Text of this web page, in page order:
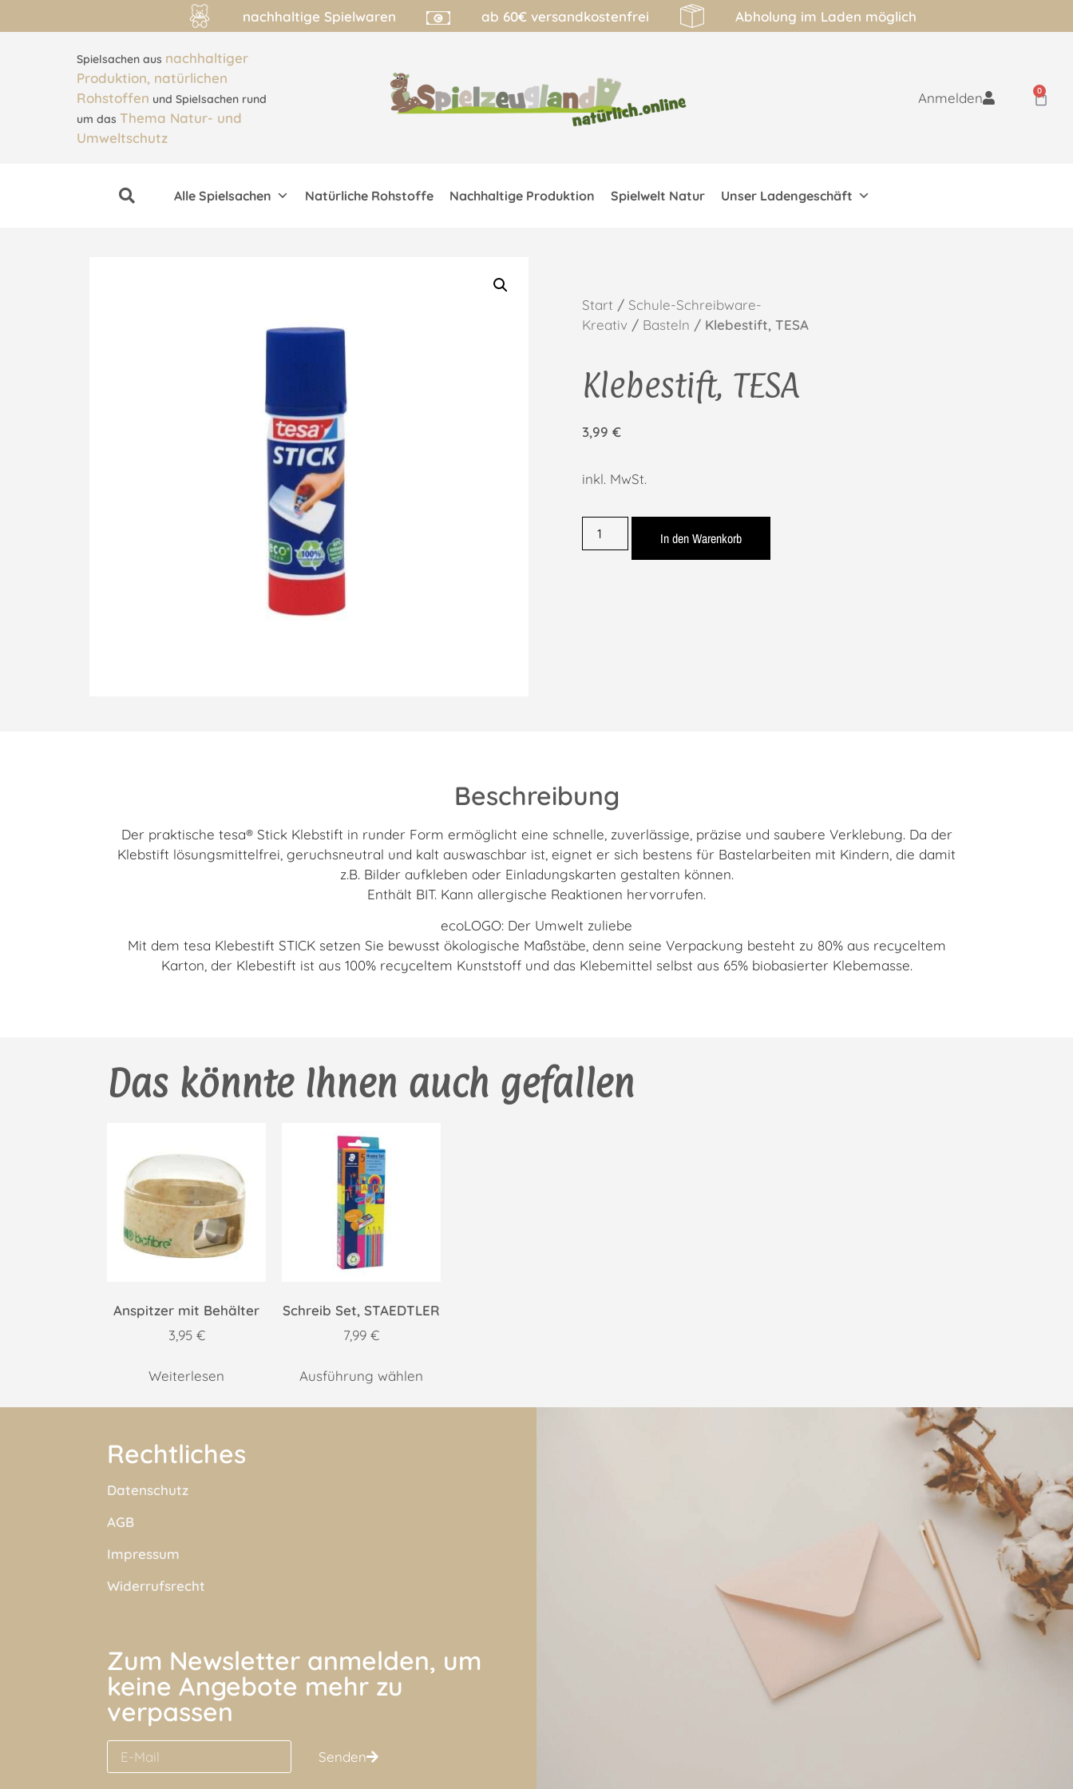
nachhaltige Spielwaren ab 60€ versandkostenfrei Abholung im Laden möglich
Spielsachen aus nachhaltiger
Produktion, natürlichen
Rohstoffen und Spielsachen rund
um das Thema Natur- und
Umweltschutz
Anmelden 0
Alle Spielsachen Natürliche Rohstoffe Nachhaltige Produktion Spielwelt Natur Unser Ladengeschäft
Start / Schule-Schreibware-
Kreativ / Basteln / Klebestift, TESA
Klebestift, TESA
3,99 €
inkl. MwSt.
In den Warenkorb
Beschreibung
Der praktische tesa® Stick Klebstift in runder Form ermöglicht eine schnelle, zuverlässige, präzise und saubere Verklebung. Da der
Klebstift lösungsmittelfrei, geruchsneutral und kalt auswaschbar ist, eignet er sich bestens für Bastelarbeiten mit Kindern, die damit
z.B. Bilder aufkleben oder Einladungskarten gestalten können.
Enthält BIT. Kann allergische Reaktionen hervorrufen.
ecoLOGO: Der Umwelt zuliebe
Mit dem tesa Klebestift STICK setzen Sie bewusst ökologische Maßstäbe, denn seine Verpackung besteht zu 80% aus recyceltem
Karton, der Klebestift ist aus 100% recyceltem Kunststoff und das Klebemittel selbst aus 65% biobasierter Klebemasse.
Das könnte Ihnen auch gefallen
Anspitzer mit Behälter
3,95 €
Weiterlesen
Schreib Set, STAEDTLER
7,99€
Ausführung wählen
Rechtliches
Datenschutz
AGB
Impressum
Widerrufsrecht
Zum Newsletter anmelden, um
keine Angebote mehr zu
verpassen
Senden